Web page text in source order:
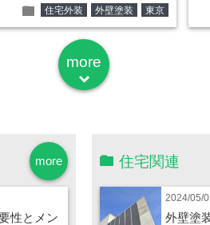
folder 住宅外装 外壁塗装 東京
more
down
more
性とメン
住宅関連
2024/05/
外壁塗